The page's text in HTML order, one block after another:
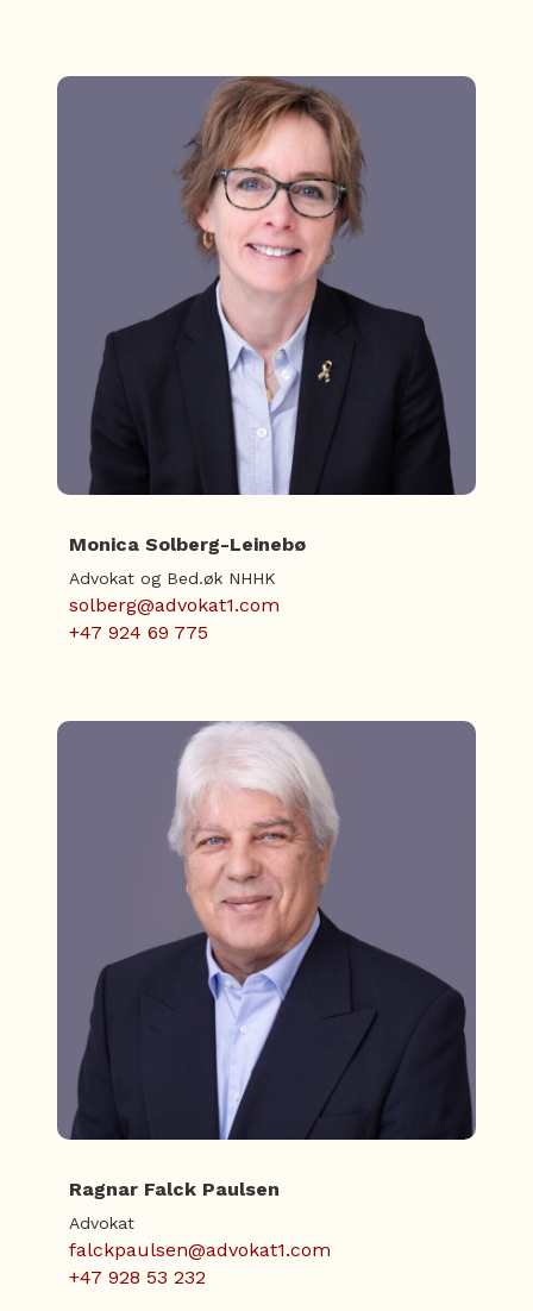
Monica Solberg-Leinebø
Advokat og Bed.øk NHHK
solberg@advokat1.com
+47 924 69 775
Ragnar Falck Paulsen
Advokat
falckpaulsen@advokat1.com
+47 928 53 232